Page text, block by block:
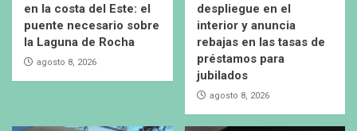
en la costa del Este: el
puente necesario sobre
la Laguna de Rocha
agosto 8, 2026
despliegue en el
interior y anuncia
rebajas en las tasas de
préstamos para
jubilados
agosto 8, 2026